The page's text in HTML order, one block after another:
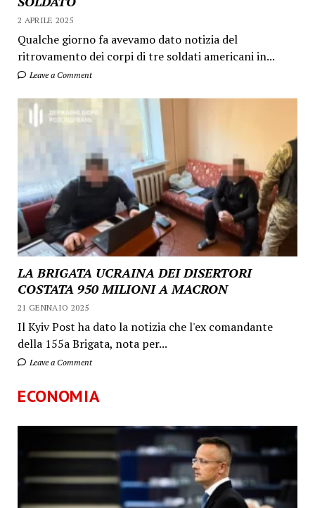
2 APRILE 2025
Qualche giorno fa avevamo dato notizia del
ritrovamento dei corpi di tre soldati americani in...
Leave a Comment
LA BRIGATA UCRAINA DEI DISERTORI
COSTATA 950 MILIONI A MACRON
21 GENNAIO 2025
Il Kyiv Post ha dato la notizia che l'ex comandante
della 155a Brigata, nota per...
Leave a Comment
ECONOMIA